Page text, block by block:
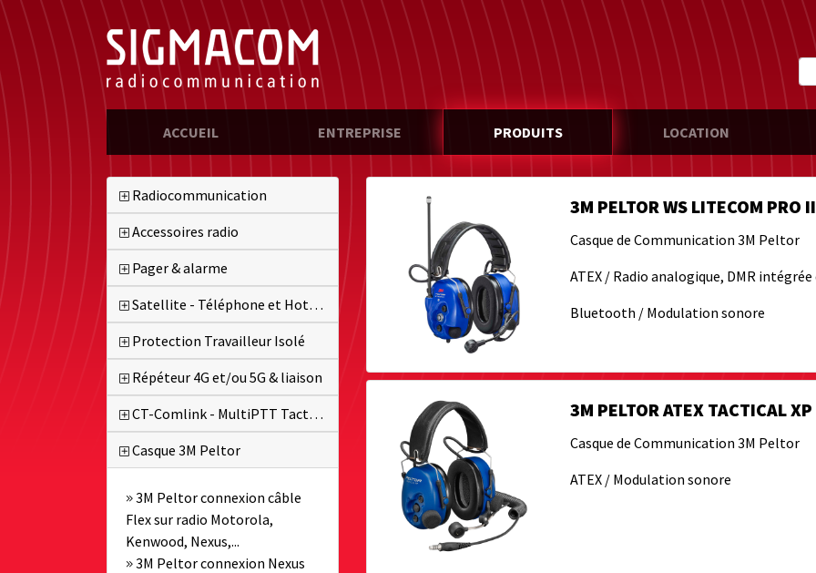
ACCUEIL ENTREPRISE PRODUITS LOCATION
3M PELTOR WS LITECOM PRO
Casque de Communication 3M Peltor
ATEX / Radio analogique, DMR
Bluetooth / Modulation sonore
3M PELTOR ATEX TACTICAL XP
Casque de Communication 3M Peltor
ATEX / Modulation sonore
Radiocommunication
Accessoires radio
Pager & alarme
Satellite - Téléphone et Hotspot
Protection Travailleur Isolé
Répéteur 4G et/ou 5G & liaison
CT-Comlink - MultiPTT Tactique
Casque 3M Peltor
3M Peltor connexion câble
Flex sur radio Motorola,
Kenwood, Nexus,...
3M Peltor connexion Nexus